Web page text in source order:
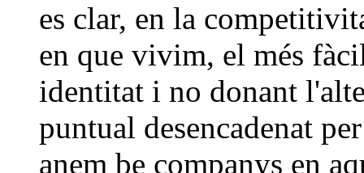
es clar, en la
en que vivim, el més
identitat i no donant
puntual desencadenat
anem be companys en